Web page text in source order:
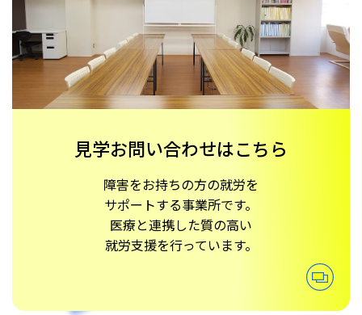
見学お問い合わせはこちら
障害をお持ちの方の就労を
サポートする事業所です。
医療と連携した質の高い
就労支援を行っています。